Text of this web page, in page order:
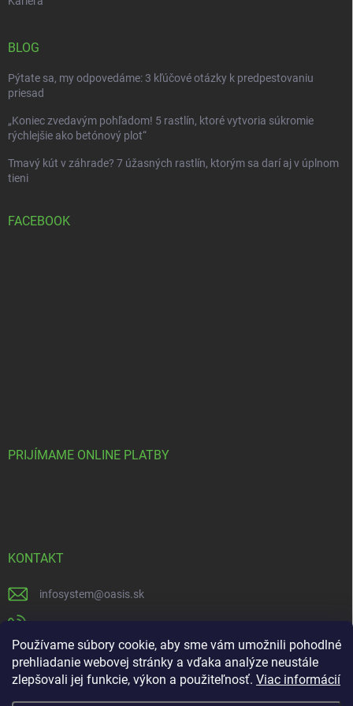
Používame súbory cookie, aby sme vám umožnili pohodlné
prehliadanie webovej stránky a vďaka analýze neustále
zlepšovali jej funkcie, výkon a použiteľnosť. Viac informácií
BLOG
Pýtate sa, my odpovedáme: 3 kľúčové otázky k predpestovaniu
priesad
„Koniec zvedavým pohľadom! 5 rastlín, ktoré vytvoria súkromie
rýchlejšie ako betónový plot“
Tmavý kút v záhrade? 7 úžasných rastlín, ktorým sa darí aj v úplnom
tieni
FACEBOOK
PRIJÍMAME ONLINE PLATBY
KONTAKT
infosystem@oasis.sk
https://www.facebook.com/OASISGARDENCENTRUM
oasisgardencentrum